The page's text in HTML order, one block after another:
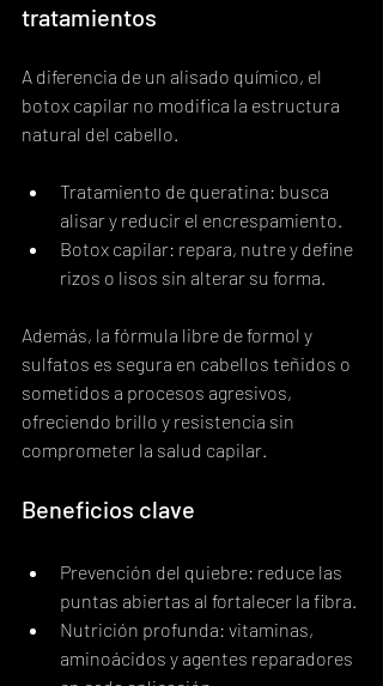
tratamientos
A diferencia de un alisado químico, el
botox capilar no modifica la estructura
natural del cabello.
Tratamiento de queratina: busca
alisar y reducir el encrespamiento.
Botox capilar: repara, nutre y define
rizos o lisos sin alterar su forma.
Además, la fórmula libre de formol y
sulfatos es segura en cabellos teñidos o
sometidos a procesos agresivos,
ofreciendo brillo y resistencia sin
comprometer la salud capilar.
Beneficios clave
Prevención del quiebre: reduce las
puntas abiertas al fortalecer la fibra.
Nutrición profunda: vitaminas,
aminoácidos y agentes reparadores